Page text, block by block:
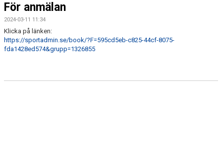
För anmälan
2024-03-11 11:34
Klicka på länken:
https://sportadmin.se/book/?F=595cd5eb-c825-44cf-8075-
fda1428ed574&grupp=1326855